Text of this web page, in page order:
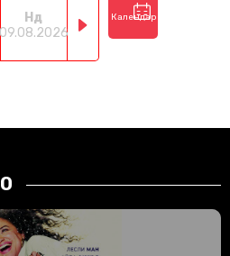
Нд
09.08.202610.08.2026
11.08.2026
Календар